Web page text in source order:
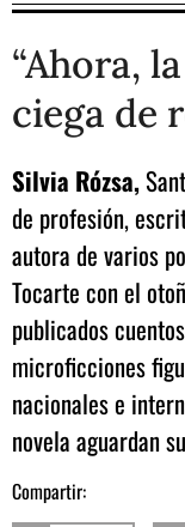
“Ahora,
ciega de
Silvia Rózsa,
de profesión,
autora de varios
Tocarte con el
publicados
microficciones
nacionales e
novela aguardan
Compartir: